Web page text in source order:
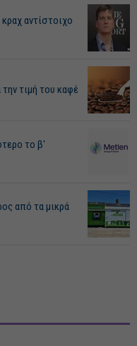
αντίστοιχο
την τιμή του καφέ
το β'
από τα μικρά